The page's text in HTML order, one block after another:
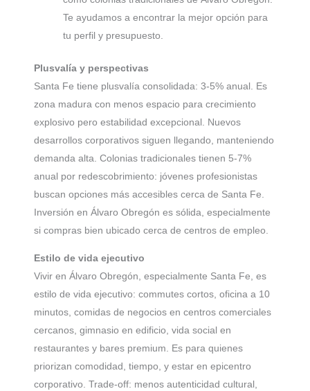
Te ayudamos a encontrar la mejor opción para
tu perfil y presupuesto.
Plusvalía y perspectivas
Santa Fe tiene plusvalía consolidada: 3-5% anual. Es
zona madura con menos espacio para crecimiento
explosivo pero estabilidad excepcional. Nuevos
desarrollos corporativos siguen llegando, manteniendo
demanda alta. Colonias tradicionales tienen 5-7%
anual por redescobrimiento: jóvenes profesionistas
buscan opciones más accesibles cerca de Santa Fe.
Inversión en Álvaro Obregón es sólida, especialmente
si compras bien ubicado cerca de centros de empleo.
Estilo de vida ejecutivo
Vivir en Álvaro Obregón, especialmente Santa Fe, es
estilo de vida ejecutivo: commutes cortos, oficina a 10
minutos, comidas de negocios en centros comerciales
cercanos, gimnasio en edificio, vida social en
restaurantes y bares premium. Es para quienes
priorizan comodidad, tiempo, y estar en epicentro
corporativo. Trade-off: menos autenticidad cultural,